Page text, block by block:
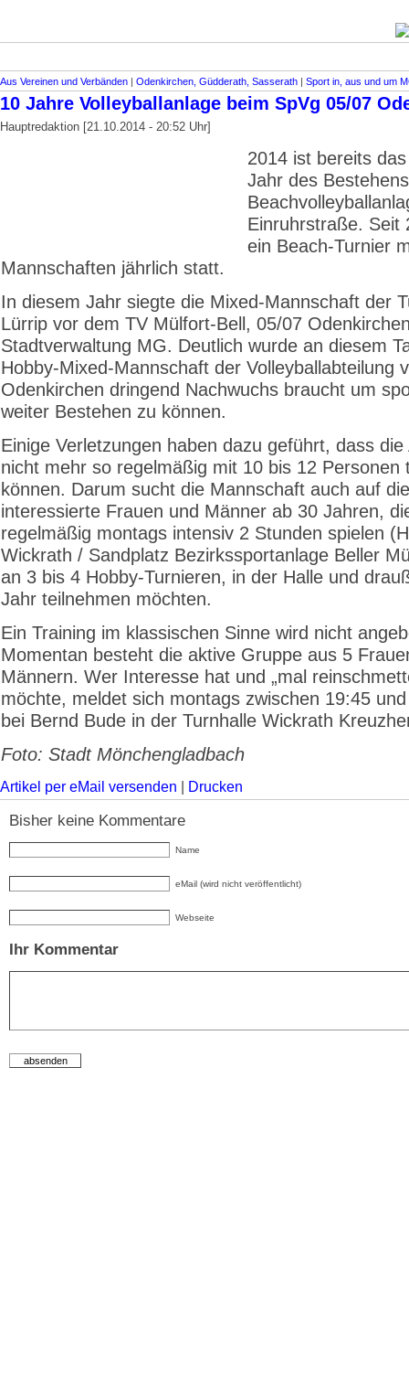
Aus Vereinen und Verbänden | Odenkirchen, Güdderath, Sasserath | Sport in, aus und um
10 Jahre Volleyballanlage beim SpVg 05/07
Hauptredaktion [21.10.2014 - 20:52 Uhr]
2014 ist bereits
Jahr des
Einruhrstraße. Seit
ein Beach-Turnier
Mannschaften jährlich statt.
In diesem Jahr siegte die Mixed-Mannschaft der
Lürrip vor dem TV Mülfort-Bell, 05/07
Stadtverwaltung MG. Deutlich wurde an diesem
Hobby-Mixed-Mannschaft der Volleyballabteilung
Odenkirchen dringend Nachwuchs braucht um
weiter Bestehen zu können.
Einige Verletzungen haben dazu geführt, dass die
nicht mehr so regelmäßig mit 10 bis 12 Personen
können. Darum sucht die Mannschaft auch auf
interessierte Frauen und Männer ab 30 Jahren,
regelmäßig montags intensiv 2 Stunden spielen
Wickrath / Sandplatz Bezirkssportanlage Beller
an 3 bis 4 Hobby-Turnieren, in der Halle und
Jahr teilnehmen möchten.
Ein Training im klassischen Sinne wird nicht
Momentan besteht die aktive Gruppe aus 5
Männern. Wer Interesse hat und „mal
möchte, meldet sich montags zwischen 19:45
bei Bernd Bude in der Turnhalle Wickrath
Foto: Stadt Mönchengladbach
Artikel per eMail versenden Drucken
Bisher keine Kommentare
Name
eMail (wird nicht veröffentlicht)
Webseite
Ihr Kommentar